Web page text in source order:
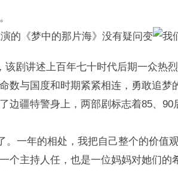
的《梦中的那片海》没有疑问变
剧讲述上百年七十时代后期一众热
数与国度和时期紧紧相连，勇敢追梦
边疆特警身上，两部剧标志着85、90
。一年的相处，我把自己整个的价值
个主持人任，也是一位妈妈对她们的